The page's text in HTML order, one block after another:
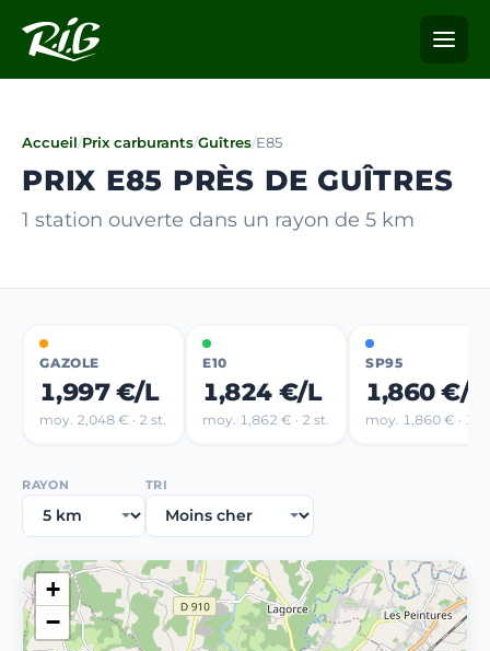
Accueil/Prix carburants/Guîtres/E85
PRIX E85 PRÈS DE GUÎTRES
1 station ouverte dans un rayon de 5 km
GAZOLE
1,997 €/L
moy. 2,048 € · 2 st.
E10
1,824 €/L
moy. 1,862 € · 2 st.
SP95
1,860 €/L
moy. 1,860 € · 1
RAYON TRI
+
−